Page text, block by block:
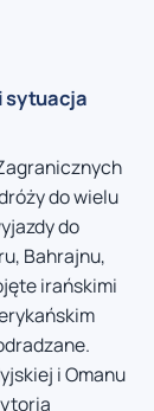
sytuacja
do wielu
do
Bahrajnu,
irańskimi
i Omanu